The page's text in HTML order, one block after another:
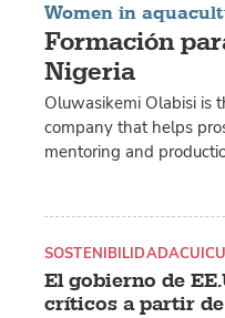
Women in
Formación
Nigeria
Oluwasikemi Olabisi is
company that helps
mentoring and
El gobierno de
críticos a partir
SOSTENIBILIDAD